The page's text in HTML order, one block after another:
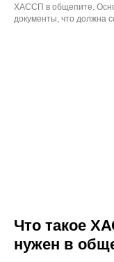
ХАССП в общепите.
документы, что должна
Что такое
нужен в